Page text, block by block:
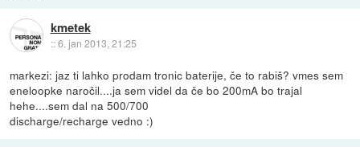
kmetek
::6. jan 2013, 21:25
markezi: jaz ti lahko prodam tronic baterije, če to rabiš? vmes sem
eneloopke naročil....ja sem videl da če bo 200mA bo trajal
hehe....sem dal na 500/700
discharge/recharge vedno :)